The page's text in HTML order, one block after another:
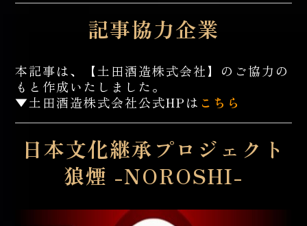
記事協力企業
本記事は、【土田酒造株式会社】のご協力の
もと作成いたしました。
▼土田酒造株式会社公式HPは こちら
日本文化継承プロジェクト
狼煙 -NOROSHI-